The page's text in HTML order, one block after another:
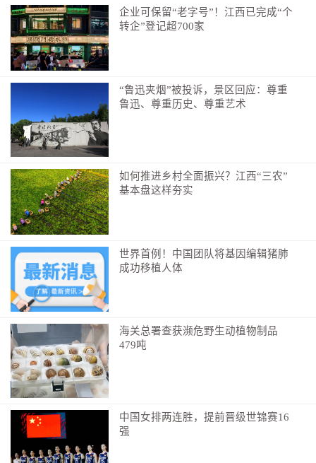
先说氛围
揭幕战有
各赛区场均上座率达85%
要知道，这可是三伏天的武汉
企业可保留“老字号”！江西已完成“个
转企”登记超700家
“鲁迅夹烟”被投诉，景区回应：尊重
鲁迅、尊重历史、尊重艺术
如何推进乡村全面振兴？江西“三农”
基本盘这样夯实
世界首例！中国团队将基因编辑猪肺
成功移植人体
海关总署查获濒危野生动植物制品
479吨
中国女排两连胜，提前晋级世锦赛16
强